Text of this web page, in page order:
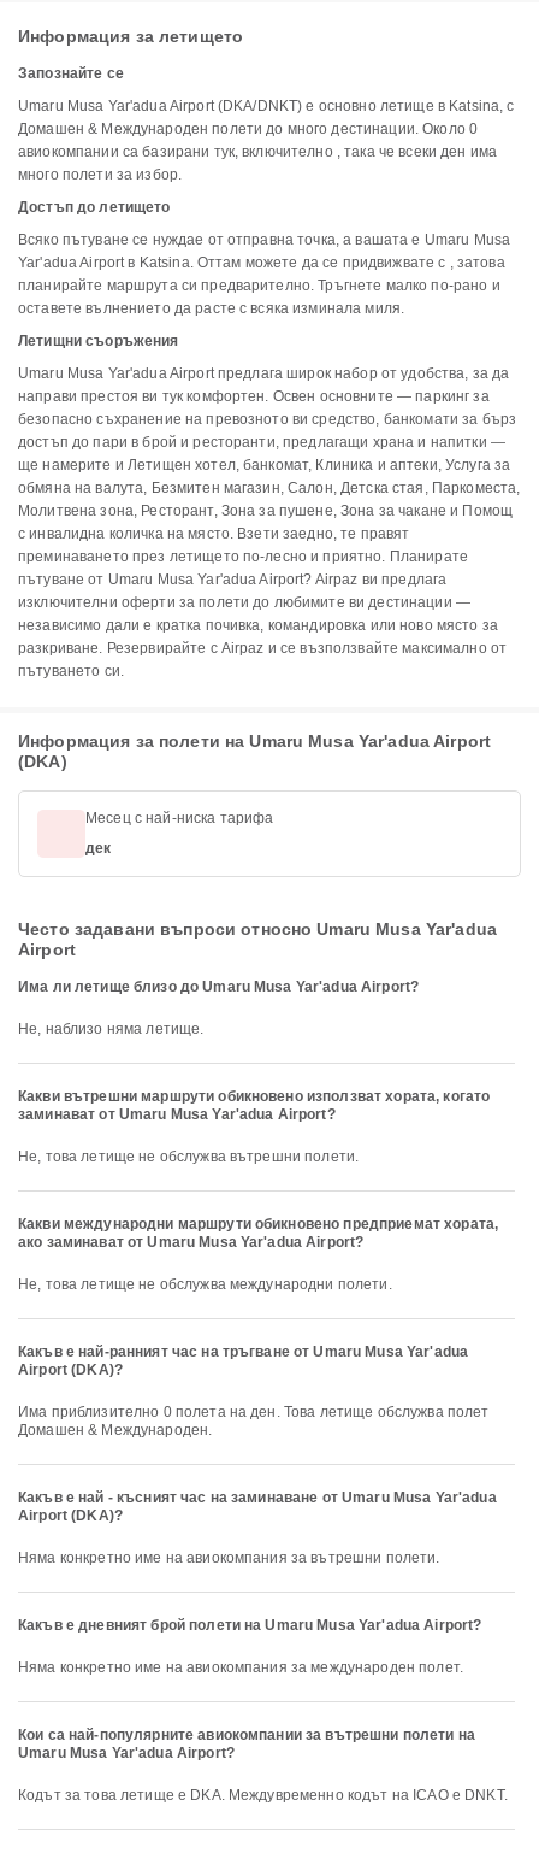
Информация за летището
Запознайте се
Umaru Musa Yar'adua Airport (DKA/DNKT) е основно летище в Katsina, с
Домашен & Международен полети до много дестинации. Около 0
авиокомпании са базирани тук, включително , така че всеки ден има
много полети за избор.
Достъп до летището
Всяко пътуване се нуждае от отправна точка, а вашата е Umaru Musa
Yar'adua Airport в Katsina. Оттам можете да се придвижвате с , затова
планирайте маршрута си предварително. Тръгнете малко по-рано и
оставете вълнението да расте с всяка изминала миля.
Летищни съоръжения
Umaru Musa Yar'adua Airport предлага широк набор от удобства, за да
направи престоя ви тук комфортен. Освен основните — паркинг за
безопасно съхранение на превозното ви средство, банкомати за бърз
достъп до пари в брой и ресторанти, предлагащи храна и напитки —
ще намерите и Летищен хотел, банкомат, Клиника и аптеки, Услуга за
обмяна на валута, Безмитен магазин, Салон, Детска стая, Паркоместа,
Молитвена зона, Ресторант, Зона за пушене, Зона за чакане и Помощ
с инвалидна количка на място. Взети заедно, те правят
преминаването през летището по-лесно и приятно. Планирате
пътуване от Umaru Musa Yar'adua Airport? Airpaz ви предлага
изключителни оферти за полети до любимите ви дестинации —
независимо дали е кратка почивка, командировка или ново място за
разкриване. Резервирайте с Airpaz и се възползвайте максимално от
пътуването си.
Информация за полети на Umaru Musa Yar'adua Airport
(DKA)
Месец с най-ниска тарифа
дек
Често задавани въпроси относно Umaru Musa Yar'adua
Airport
Има ли летище близо до Umaru Musa Yar'adua Airport?
Не, наблизо няма летище.
Какви вътрешни маршрути обикновено използват хората, когато
заминават от Umaru Musa Yar'adua Airport?
Не, това летище не обслужва вътрешни полети.
Какви международни маршрути обикновено предприемат хората,
ако заминават от Umaru Musa Yar'adua Airport?
Не, това летище не обслужва международни полети.
Какъв е най-ранният час на тръгване от Umaru Musa Yar'adua
Airport (DKA)?
Има приблизително 0 полета на ден. Това летище обслужва полет
Домашен & Международен.
Какъв е най - късният час на заминаване от Umaru Musa Yar'adua
Airport (DKA)?
Няма конкретно име на авиокомпания за вътрешни полети.
Какъв е дневният брой полети на Umaru Musa Yar'adua Airport?
Няма конкретно име на авиокомпания за международен полет.
Кои са най-популярните авиокомпании за вътрешни полети на
Umaru Musa Yar'adua Airport?
Кодът за това летище е DKA. Междувременно кодът на ICAO е DNKT.